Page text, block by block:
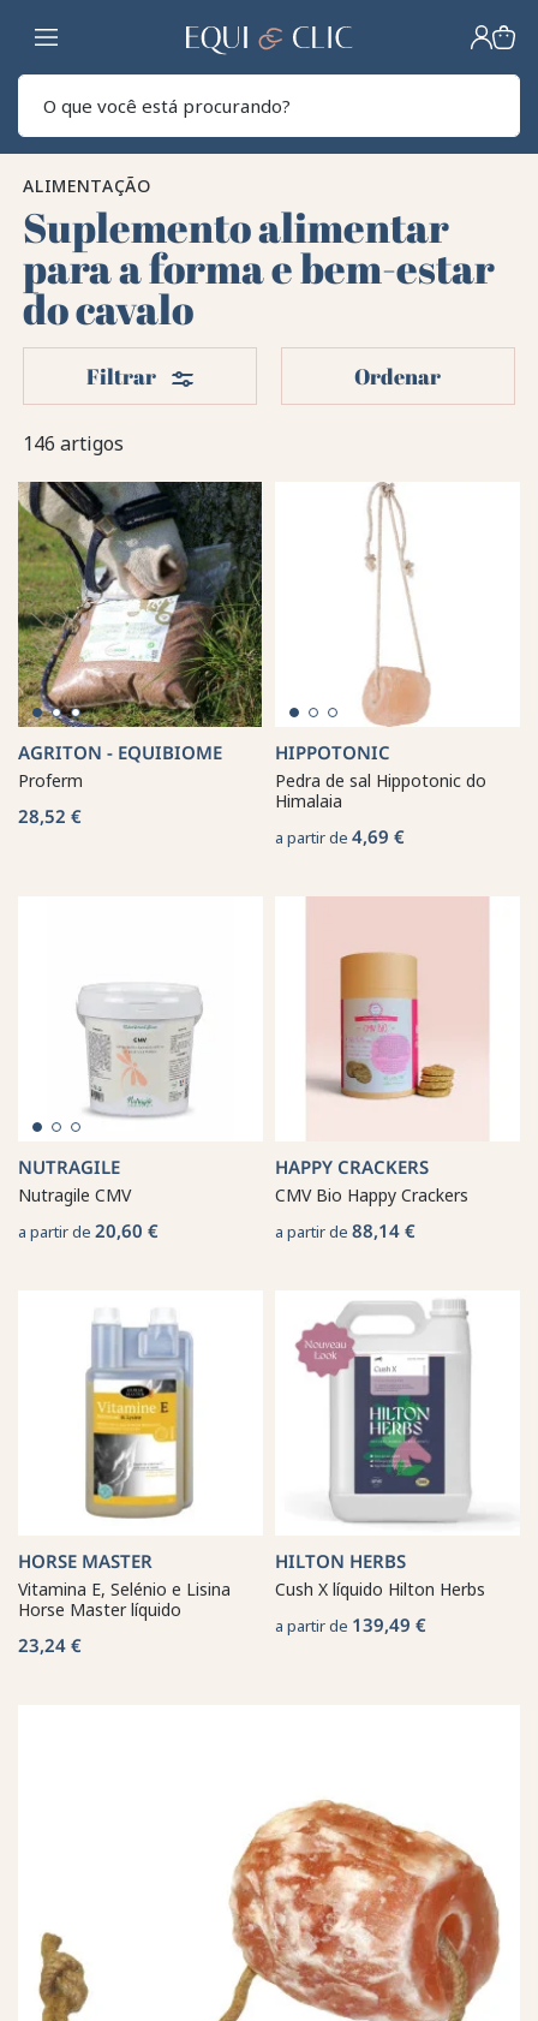
Lar
ALIMENTAÇÃO
Suplemento alimentar
para a forma e bem-estar
do cavalo
146 artigos
Filtrar Filters Ordenar
AGRITON - EQUIBIOME
Proferm
28,52 €
HIPPOTONIC
Pedra de sal Hippotonic do
Himalaia
a partir de 4,69 €
NUTRAGILE
Nutragile CMV
a partir de 20,60 €
HAPPY CRACKERS
CMV Bio Happy Crackers
a partir de 88,14 €
HORSE MASTER
Vitamina E, Selénio e Lisina
Horse Master líquido
23,24 €
HILTON HERBS
Cush X líquido Hilton Herbs
a partir de 139,49 €